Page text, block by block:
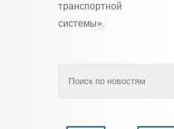
транспортной
системы».